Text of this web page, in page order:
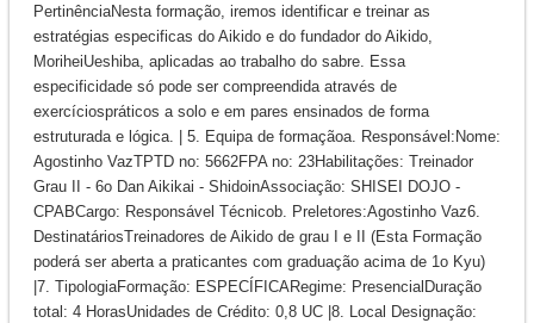
PertinênciaNesta formação, iremos identificar e treinar as
estratégias especificas do Aikido e do fundador do Aikido,
MoriheiUeshiba, aplicadas ao trabalho do sabre. Essa
especificidade só pode ser compreendida através de
exercíciospráticos a solo e em pares ensinados de forma
estruturada e lógica. | 5. Equipa de formaçãoa. Responsável:Nome:
Agostinho VazTPTD no: 5662FPA no: 23Habilitações: Treinador
Grau II - 6o Dan Aikikai - ShidoinAssociação: SHISEI DOJO -
CPABCargo: Responsável Técnicob. Preletores:Agostinho Vaz6.
DestinatáriosTreinadores de Aikido de grau I e II (Esta Formação
poderá ser aberta a praticantes com graduação acima de 1o Kyu)
|7. TipologiaFormação: ESPECÍFICARegime: PresencialDuração
total: 4 HorasUnidades de Crédito: 0,8 UC |8. Local Designação: